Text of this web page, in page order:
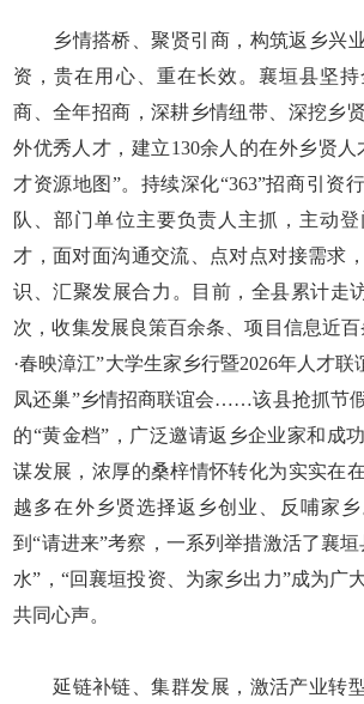
乡情搭桥、聚贤引商，构筑返乡兴业
资，贵在用心、重在长效。襄垣县坚
商、全年招商，深耕乡情纽带、深挖乡
外优秀人才，建立130余人的在外乡贤人
才资源地图”。持续深化“363”招商引资
队、部门单位主要负责人主抓，主动
才，面对面沟通交流、点对点对接需求
识、汇聚发展合力。目前，全县累计走
次，收集发展良策百余条、项目信息近
·春映漳江”大学生家乡行暨2026年人才联
凤还巢”乡情招商联谊会……该县抢抓节
的“黄金档”，广泛邀请返乡企业家和成
谋发展，浓厚的桑梓情怀转化为实实在
越多在外乡贤选择返乡创业、反哺家
到“请进来”考察，一系列举措激活了襄
水”，“回襄垣投资、为家乡出力”成为广
共同心声。
延链补链、集群发展，激活产业转型